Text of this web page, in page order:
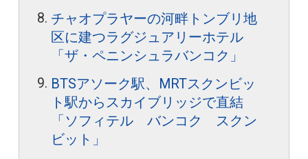
チャオプラヤーの河畔トンブリ地
区に建つラグジュアリーホテル
「ザ・ペニンシュラバンコク」
BTSアソーク駅、MRTスクンビッ
ト駅からスカイブリッジで直結
「ソフィテル バンコク スクン
ビット」